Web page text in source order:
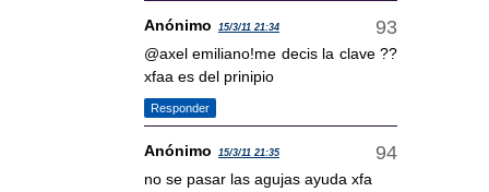
Anónimo 15/3/11 21:34
@axel emiliano!me decis la clave ??
xfaa es del prinipio
Responder
Anónimo 15/3/11 21:35
no se pasar las agujas ayuda xfa